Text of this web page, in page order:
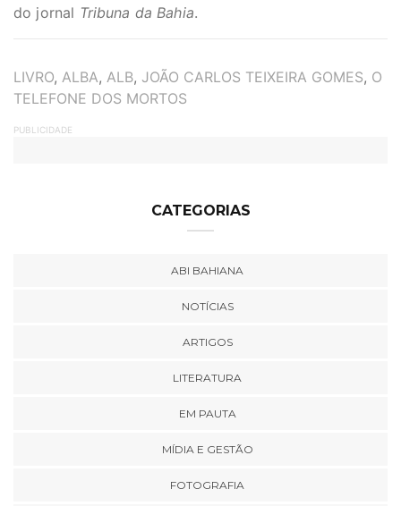
do jornal Tribuna da Bahia.
TAGS
LIVRO, ALBA, ALB, JOÃO CARLOS TEIXEIRA GOMES, O
TELEFONE DOS MORTOS
PUBLICIDADE
CATEGORIAS
ABI BAHIANA
NOTÍCIAS
ARTIGOS
LITERATURA
EM PAUTA
MÍDIA E GESTÃO
FOTOGRAFIA